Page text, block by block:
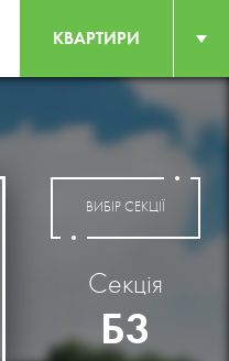
КВАРТИРИ
ВИБІР СЕКЦІЇ
Секція
Б3